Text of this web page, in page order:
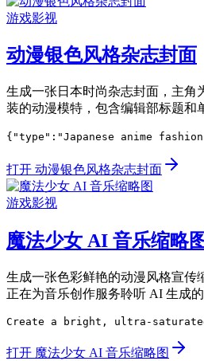
游戏影视
动漫银色风格杂志封面
生成一张日本时尚杂志封面，主角
装的动漫模特，包含编辑部标题和
{"type":"Japanese anime
打开 动漫银色风格杂志封面
游戏影视
魔法少女 AI 音乐缩略图
生成一张色彩鲜艳的动漫风格宣传
正在为音乐创作服务聆听 AI 生成的
Create a bright, ultra-
打开 魔法少女 AI 音乐缩略图